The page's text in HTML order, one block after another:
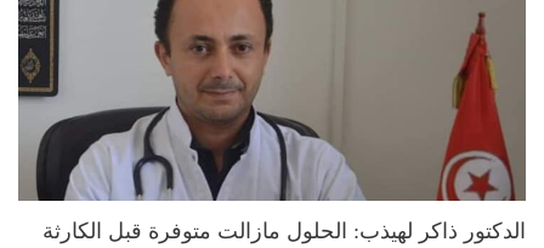
الدكتور ذاكر لهيذب: الحلول مازالت متوفرة قبل الكارثة